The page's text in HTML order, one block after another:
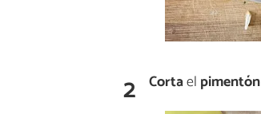
2 Cortael pimentón